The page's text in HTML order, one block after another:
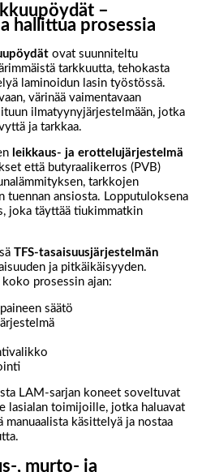
–
hallittua prosessia
ovat suunniteltu
tarkkuutta, tehokasta
laminoidun lasin työstössä.
värinää vaimentavaan
ilmatyynyjärjestelmään, jotka
ja tarkkaa.
leikkaus- ja erottelujärjestelmä
että butyraalikerros (PVB)
tarkkojen
tuennan ansiosta. Lopputuloksena
joka täyttää tiukimmatkin
TFS-tasaisuusjärjestelmän
ja pitkäikäisyyden.
prosessin ajan:
säätö
LAM-sarjan koneet soveltuvat
lasialan toimijoille, jotka haluavat
manuaalista käsittelyä ja nostaa
, murto- ja